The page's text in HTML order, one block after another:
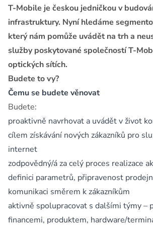
T-Mobile je českou jedničkou v
infrastruktury. Nyní hledáme
který nám pomůže uvádět na trh a
služby poskytované společností T-
optických sítích.
Budete to vy?
Čemu se budete věnovat
Budete:
proaktivně navrhovat a uvádět v život
cílem získávání nových zákazníků pro
internet
zodpovědný/á za celý proces realizace
definici parametrů, připravenost
komunikaci směrem k zákazníkům
aktivně spolupracovat s dalšími týmy –
financemi, produktem, hardware/